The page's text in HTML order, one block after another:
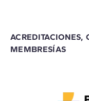
ACREDITACIONES,
MEMBRESÍAS